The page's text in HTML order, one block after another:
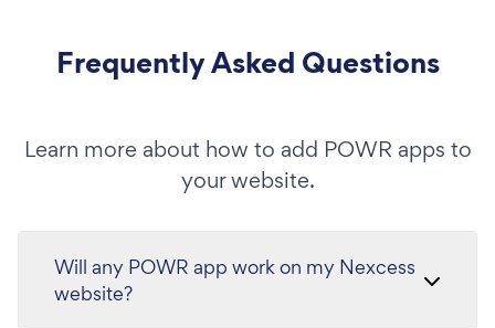
Frequently Asked Questions
Learn more about how to add POWR apps to
your website.
Will any POWR app work on my Nexcess
website?